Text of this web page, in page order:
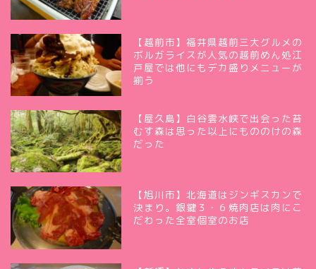
【越前市】福井県越前三大グルメの
ボルガライスが人気の越前めん処江
戸屋では他にもデカ盛りメニューが
揃う
【屋久島】白谷雲水峡で出会った苔
むす森は思った以上にもののけの森
だった
【旭川市】北海道はジンギスカンで
決まり。銀鍵３・６焼肉店は肉にこ
だわった全室個室のお店